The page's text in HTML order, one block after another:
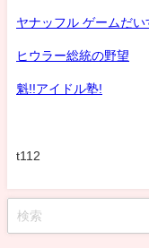
ヤナッフル ゲームだい
ヒウラー総統の野望
魁!!アイドル塾!
t112